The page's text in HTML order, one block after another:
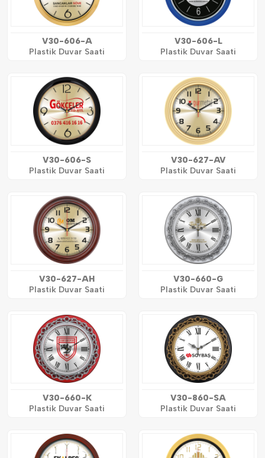
V30-606-A
Plastik Duvar Saati
V30-606-L
Plastik Duvar Saati
V30-606-S
Plastik Duvar Saati
V30-627-AV
Plastik Duvar Saati
V30-627-AH
Plastik Duvar Saati
V30-660-G
Plastik Duvar Saati
V30-660-K
Plastik Duvar Saati
V30-860-SA
Plastik Duvar Saati